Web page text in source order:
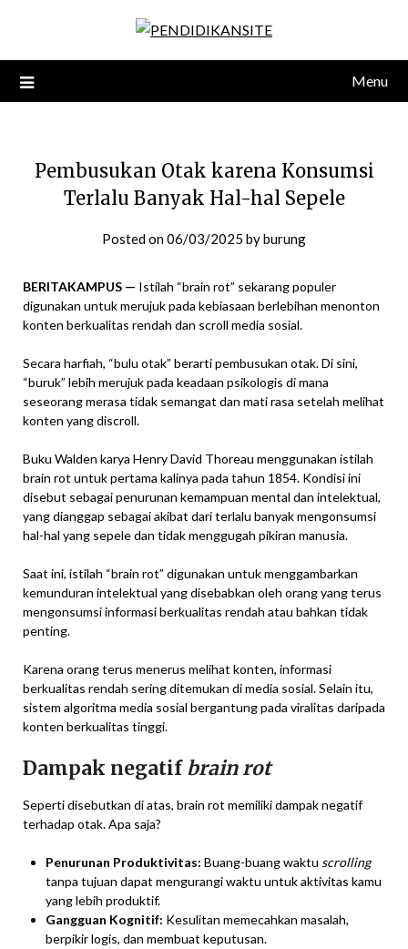
content
Menu
Pembusukan Otak karena Konsumsi
Terlalu Banyak Hal-hal Sepele
Posted on06/03/2025 byburung
BERITAKAMPUS — Istilah “brain rot” sekarang populer
digunakan untuk merujuk pada kebiasaan berlebihan menonton
konten berkualitas rendah dan scroll media sosial.
Secara harfiah, “bulu otak” berarti pembusukan otak. Di sini,
“buruk” lebih merujuk pada keadaan psikologis di mana
seseorang merasa tidak semangat dan mati rasa setelah melihat
konten yang discroll.
Buku Walden karya Henry David Thoreau menggunakan istilah
brain rot untuk pertama kalinya pada tahun 1854. Kondisi ini
disebut sebagai penurunan kemampuan mental dan intelektual,
yang dianggap sebagai akibat dari terlalu banyak mengonsumsi
hal-hal yang sepele dan tidak menggugah pikiran manusia.
Saat ini, istilah “brain rot” digunakan untuk menggambarkan
kemunduran intelektual yang disebabkan oleh orang yang terus
mengonsumsi informasi berkualitas rendah atau bahkan tidak
penting.
Karena orang terus menerus melihat konten, informasi
berkualitas rendah sering ditemukan di media sosial. Selain itu,
sistem algoritma media sosial bergantung pada viralitas daripada
konten berkualitas tinggi.
Dampak negatifbrain rot
Seperti disebutkan di atas, brain rot memiliki dampak negatif
terhadap otak. Apa saja?
Penurunan Produktivitas: Buang-buang waktu scrolling
tanpa tujuan dapat mengurangi waktu untuk aktivitas kamu
yang lebih produktif.
Gangguan Kognitif: Kesulitan memecahkan masalah,
berpikir logis, dan membuat keputusan.